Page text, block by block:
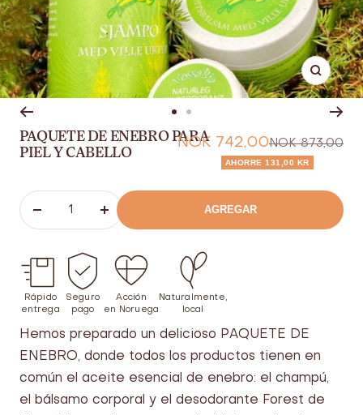
a a
PAQUETE DE ENEBRO PARA
PIEL Y CABELLO
Oferta
NOK 742,00Precio
habitual
NOK 873,00
AHORRE 131,00 KR
número
Aumentar
número
AGREGAR
Rápido
entrega
Seguro
pago
Acción
en Noruega
Naturalmente,
local
Hemos preparado un delicioso PAQUETE DE
ENEBRO, donde todos los productos tienen en
común el aceite esencial de enebro: el champú,
el bálsamo corporal y el desodorante Forest de